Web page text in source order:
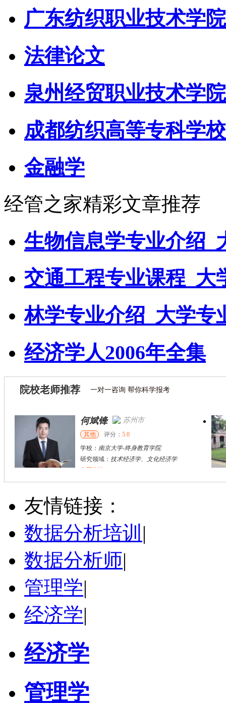
广东纺织职业技术学院
法律论文
泉州经贸职业技术学院
成都纺织高等专科学校
金融学
经管之家精彩文章推荐
生物信息学专业介绍_
交通工程专业课程_大
林学专业介绍_大学专
经济学人2006年全集
院校老师推荐 一对一咨询 帮你科学报考
何斌锋 苏州市
其他 评分： 5.0
学校： 南京大学-终身教育学院
研究领域： 技术经济学、文化经济学
立即咨询
黄和平 南昌市
博导
学校：江西财经大学
立即咨询
友情链接：
数据分析培训 |
数据分析师|
管理学|
经济学|
经济学
管理学